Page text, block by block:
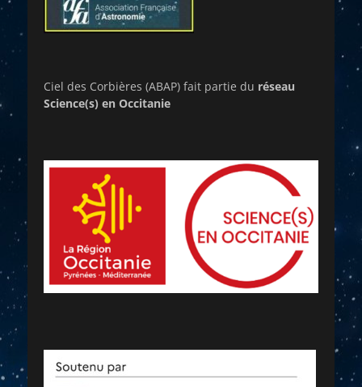
Ciel des Corbières (ABAP) fait partie du réseau
Science(s) en Occitanie